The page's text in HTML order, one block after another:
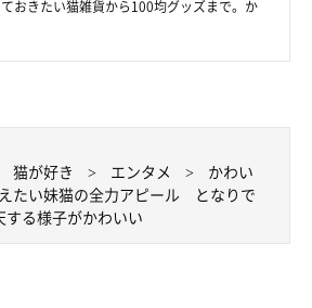
おきたい猫雑貨から100均グッズまで。か
猫が好き エンタメ
かわい
たい妹猫の全力アピール となりで
る様子がかわいい